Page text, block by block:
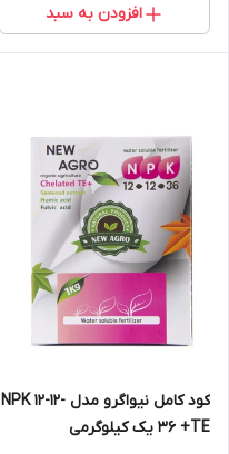
افزودن به سبد
کود کامل نیواگرو مدل NPK 12-12-
36 +TE یک کیلوگرمی